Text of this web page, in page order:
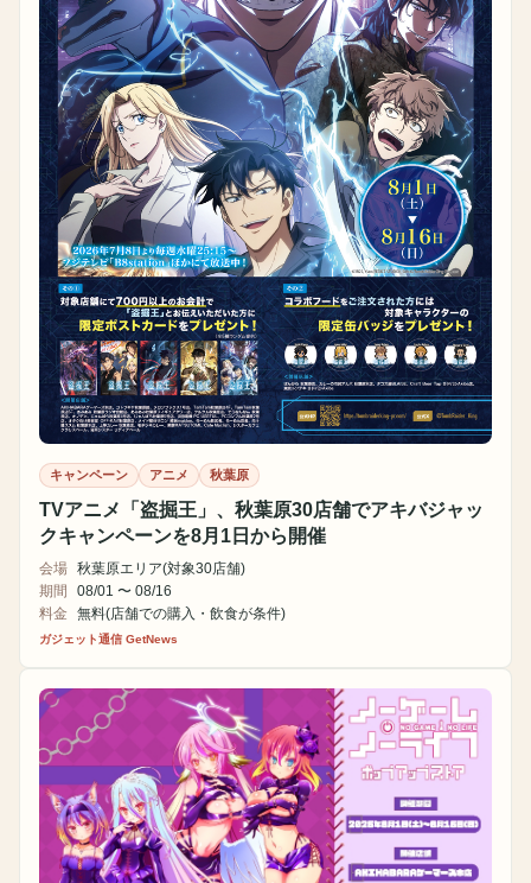
キャンペーン アニメ 秋葉原
TVアニメ「盗掘王」、秋葉原30店舗でアキバジャッ
クキャンペーンを8月1日から開催
会場 秋葉原エリア(対象30店舗)
期間
08/01 〜 08/16
料金
無料(店舗での購入・飲食が条件)
ガジェット通信 GetNews